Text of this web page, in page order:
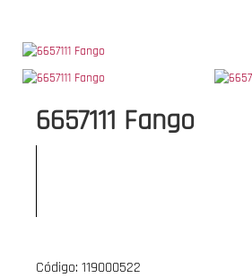
6657111 Fango
Código: 119000522